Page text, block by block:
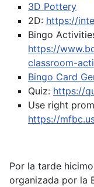
3D Pottery
2D: https://
Bingo
https://
classroom-
Bingo Card
Quiz: https://
Use right
https://
Por la tarde
organizada por la